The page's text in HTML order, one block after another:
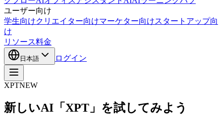
ユーザー向け
学生向けクリエイター向けマーケター向けスタートアップ向
け
リソース料金
日本語 ログイン
XPTNEW
新しいAI「XPT」を試してみよう